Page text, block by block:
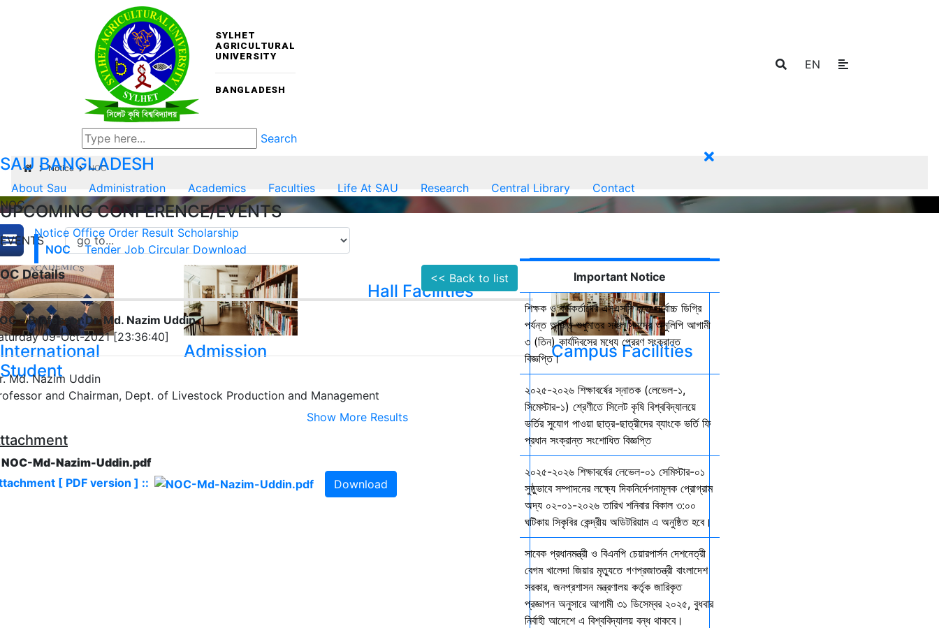
SYLHET
AGRICULTURAL
UNIVERSITY
BANGLADESH
EN
Search
SAU BANGLADESH
About Sau Administration Academics Faculties Life At SAU Research Central Library Contact
UPCOMING CONFERENCE/EVENTS
EVENTS
International
Student
Admission
Hall Facilities
Campus Facilities
Show More Results
Notice NOC
NOC
Notice Office Order Result Scholarship
NOC
Tender Job Circular Download
Details << Back to list
- Professor Dr. Md. Nazim Uddin
09-Oct-2021 [23:36:40]
Md. Nazim Uddin
and Chairman, Dept. of Livestock Production and Management
NOC-Md-Nazim-Uddin.pdf
[ PDF version ] ::
Download
Important Notice
শিক্ষক ও কর্মকর্তাদের এসএসসি হতে সর্বোচ্চ ডিগ্রি
পর্যন্ত অর্জিত শুধুমাত্র সকল সনদের অনুলিপি আগামী
৩ (তিন) কার্যদিবসের মধ্যে প্রেরণ সংক্রান্ত
বিজ্ঞপ্তি।
২০২৫-২০২৬ শিক্ষাবর্ষের স্নাতক (লেভেল-১,
সিমেস্টার-১) শ্রেণীতে সিলেট কৃষি বিশ্ববিদ্যালয়ে
ভর্তির সুযোগ পাওয়া ছাত্র-ছাত্রীদের ব্যাংকে ভর্তি ফি
প্রধান সংক্রান্ত সংশোধিত বিজ্ঞপ্তি
২০২৫-২০২৬ শিক্ষাবর্ষের লেভেল-০১ সেমিস্টার-০১
সুষ্ঠুভাবে সম্পাদনের লক্ষ্যে দিকনির্দেশনামূলক প্রোগ্রাম
অদ্য ০২-০১-২০২৬ তারিখ শনিবার বিকাল ৩:০০
ঘটিকায় সিকৃবির কেন্দ্রীয় অডিটরিয়াম এ অনুষ্ঠিত হবে।
সাবেক প্রধানমন্ত্রী ও বিএনপি চেয়ারপার্সন দেশনেত্রী
বেগম খালেদা জিয়ার মৃত্যুতে গণপ্রজাতন্ত্রী বাংলাদেশ
সরকার, জনপ্রশাসন মন্ত্রণালয় কর্তৃক জারিকৃত
প্রজ্ঞাপন অনুসারে আগামী ৩১ ডিসেম্বর ২০২৫, বুধবার
নির্বাহী আদেশে এ বিশ্ববিদ্যালয় বন্ধ থাকবে।